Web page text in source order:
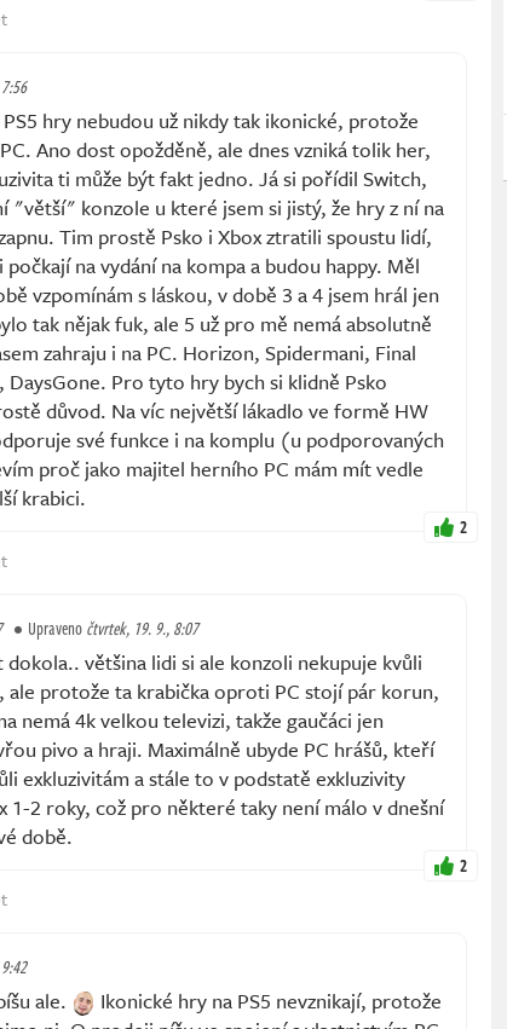
PS5 hry nebudou už nikdy tak ikonické, protože
Ano dost opožděně, ale dnes vzniká tolik her,
ti může být fakt jedno. Já si pořídil Switch,
"větší" konzole u které jsem si jistý, že hry z ní na
Tim prostě Psko i Xbox ztratili spoustu lidí,
na vydání na kompa a budou happy. Měl
vzpomínám s láskou, v době 3 a 4 jsem hrál jen
tak nějak fuk, ale 5 už pro mě nemá absolutně
zahraju i na PC. Horizon, Spidermani, Final
DaysGone. Pro tyto hry bych si klidně Psko
důvod. Na víc největší lákadlo ve formě HW
své funkce i na komplu (u podporovaných
proč jako majitel herního PC mám mít vedle
krabici.
2
Upravenočtvrtek, 19. 9., 8:07
většina lidi si ale konzoli nekupuje kvůli
ale protože ta krabička oproti PC stojí pár korun,
nemá 4k velkou televizi, takže gaučáci jen
pivo a hraji. Maximálně ubyde PC hrášů, kteří
exkluzivitám a stále to v podstatě exkluzivity
1-2 roky, což pro některé taky není málo v dnešní
době.
2
ale.
Ikonické hry na PS5 nevznikají, protože